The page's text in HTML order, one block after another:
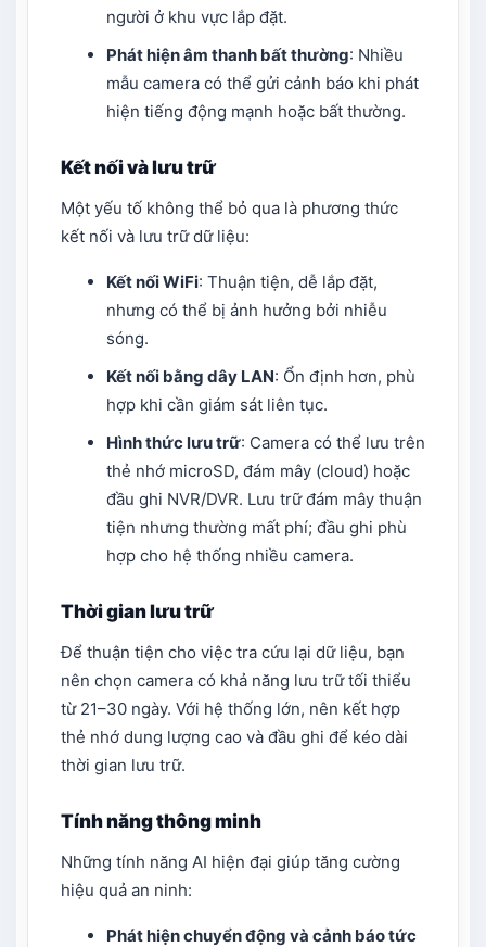
người ở khu vực lắp đặt.
Phát hiện âm thanh bất thường: Nhiều
mẫu camera có thể gửi cảnh báo khi phát
hiện tiếng động mạnh hoặc bất thường.
Kết nối và lưu trữ
Một yếu tố không thể bỏ qua là phương thức
kết nối và lưu trữ dữ liệu:
Kết nối WiFi: Thuận tiện, dễ lắp đặt,
nhưng có thể bị ảnh hưởng bởi nhiễu
sóng.
Kết nối bằng dây LAN: Ổn định hơn, phù
hợp khi cần giám sát liên tục.
Hình thức lưu trữ: Camera có thể lưu trên
thẻ nhớ microSD, đám mây (cloud) hoặc
đầu ghi NVR/DVR. Lưu trữ đám mây thuận
tiện nhưng thường mất phí; đầu ghi phù
hợp cho hệ thống nhiều camera.
Thời gian lưu trữ
Để thuận tiện cho việc tra cứu lại dữ liệu, bạn
nên chọn camera có khả năng lưu trữ tối thiểu
từ 21–30 ngày. Với hệ thống lớn, nên kết hợp
thẻ nhớ dung lượng cao và đầu ghi để kéo dài
thời gian lưu trữ.
Tính năng thông minh
Những tính năng AI hiện đại giúp tăng cường
hiệu quả an ninh:
Phát hiện chuyển động và cảnh báo tức